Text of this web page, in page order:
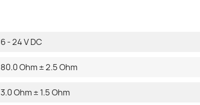
6 - 24 V DC
80.0 Ohm ± 2.5 Ohm
3.0 Ohm ± 1.5 Ohm